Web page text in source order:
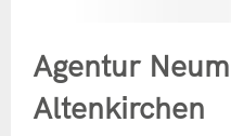
Agentur
Altenkirchen